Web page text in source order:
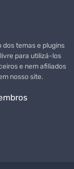
dos temas e plugins
para utilizá-los
e nem afiliados
nosso site.